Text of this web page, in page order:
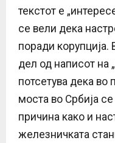
текстот е
се вели дека
поради корупција.
дел од написот на
потсетува дека во
моста во Србија
причина како и
железничката